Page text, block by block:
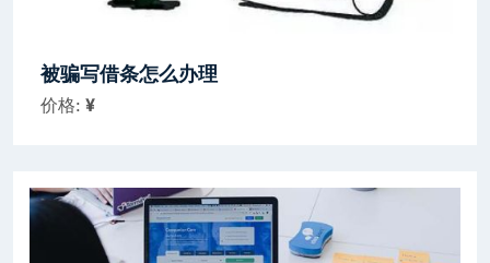
被骗写借条怎么办理
价格: ¥